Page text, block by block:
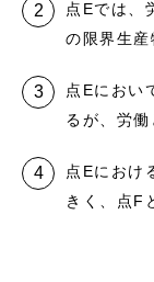
点Eでは、
の限界生産
点Eにおい
るが、労働
点Eにおけ
きく、点F